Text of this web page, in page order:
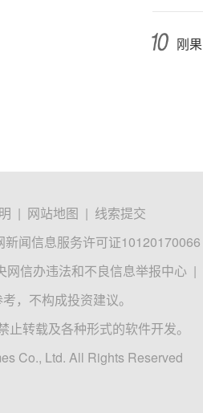
| 网站地图 | 线索提交
新闻信息服务许可证10120170066
网信办违法和不良信息举报中心 |
，不构成投资建议。
转载及各种形式的软件开发。
Co., Ltd. All Rights Reserved